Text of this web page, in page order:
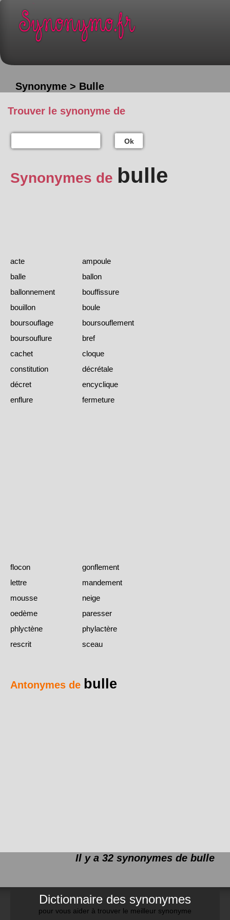
Synonyme > Bulle
Trouver le synonyme de
Ok
Synonymes de bulle
acte
ampoule
balle
ballon
ballonnement
bouffissure
bouillon
boule
boursouflage
boursouflement
boursouflure
bref
cachet
cloque
constitution
décrétale
décret
encyclique
enflure
fermeture
flocon
gonflement
lettre
mandement
mousse
neige
oedème
paresser
phlyctène
phylactère
rescrit
sceau
Antonymes de bulle
Il y a 32 synonymes de bulle
Dictionnaire des synonymes
pour vous aider à trouver le meilleur synonyme